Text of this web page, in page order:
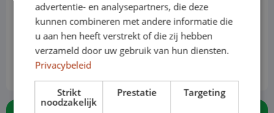
Handbuch
Preis basiert auf der Standardversion
von € 479
advertentie- en analysepartners, die deze
kunnen combineren met andere informatie die
u aan hen heeft verstrekt of die zij hebben
verzameld door uw gebruik van hun diensten.
Privacybeleid
Strikt
noodzakelijk
Prestatie Targeting